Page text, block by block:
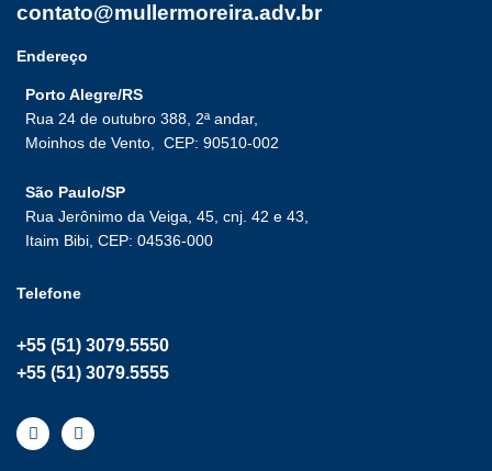
contato@mullermoreira.adv.br
Endereço
Porto Alegre/RS
Rua 24 de outubro 388, 2ª andar,
Moinhos de Vento, CEP: 90510-002
São Paulo/SP
Rua Jerônimo da Veiga, 45, cnj. 42 e 43,
Itaim Bibi, CEP: 04536-000
Telefone
+55 (51) 3079.5550
+55 (51) 3079.5555
I
n
L
i